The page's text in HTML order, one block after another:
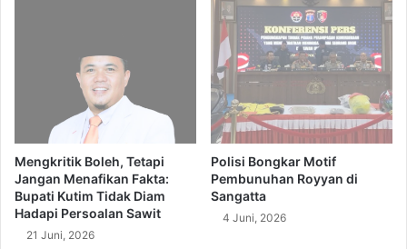
Mengkritik Boleh, Tetapi
Jangan Menafikan Fakta:
Bupati Kutim Tidak Diam
Hadapi Persoalan Sawit
21 Juni, 2026
Polisi Bongkar Motif
Pembunuhan Royyan di
Sangatta
4 Juni, 2026